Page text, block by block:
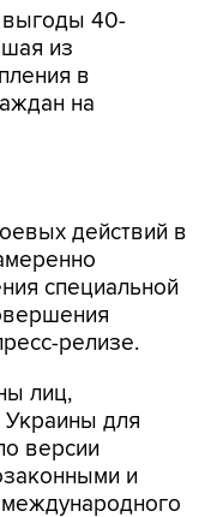
выгоды 40-
из
в
на
специальной
релизе.
лиц,
версии
и